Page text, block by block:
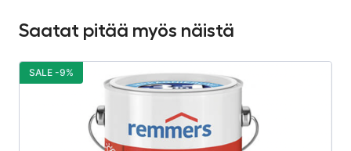
Saatat pitää myös näistä
SALE -9%